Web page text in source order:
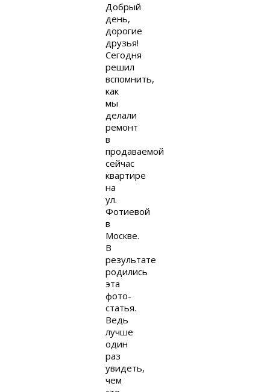
Добрый
день,
дорогие
друзья!
Сегодня
решил
вспомнить,
как
мы
делали
ремонт
в
продаваемой
сейчас
квартире
на
ул.
Фотиевой
в
Москве.
В
результате
родились
эта
фото-
статья.
Ведь
лучше
один
раз
увидеть,
чем